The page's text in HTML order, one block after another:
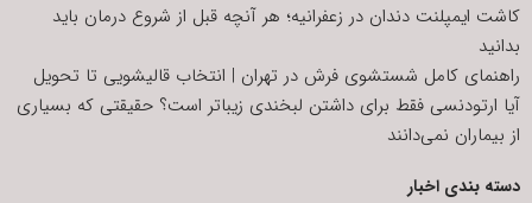
کاشت ایمپلنت دندان در زعفرانیه؛ هر آنچه قبل از شروع درمان باید
بدانید
راهنمای کامل شستشوی فرش در تهران | انتخاب قالیشویی تا تحویل
آیا ارتودنسی فقط برای داشتن لبخندی زیباتر است؟ حقیقتی که بسیاری
از بیماران نمی‌دانند
دسته بندی اخبار